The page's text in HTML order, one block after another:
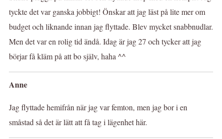
tyckte det var ganska jobbigt! Önskar att jag läst på lite mer om
budget och liknande innan jag flyttade. Blev mycket snabbnudlar.
Men det var en rolig tid ändå. Idag är jag 27 och tycker att jag
börjar få kläm på att bo själv, haha ^^
Anne
Jag flyttade hemifrån när jag var femton, men jag bor i en
småstad så det är lätt att få tag i lägenhet här.